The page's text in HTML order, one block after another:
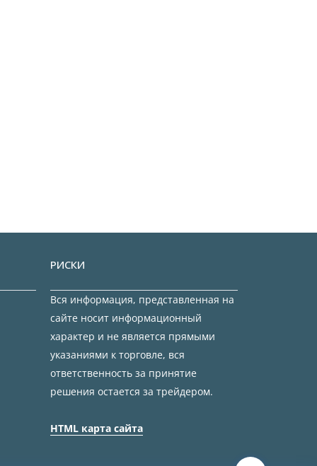
РИСКИ
Вся информация, представленная на
сайте носит информационный
характер и не является прямыми
указаниями к торговле, вся
ответственность за принятие
решения остается за трейдером.
HTML карта сайта